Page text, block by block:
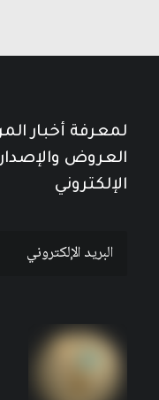
لمعرفة أخبار
العروض
الإلكتروني